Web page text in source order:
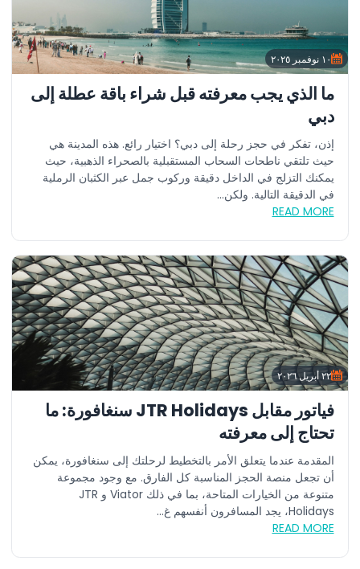
١٠ نوفمبر ٢٠٢٥
ما الذي يجب معرفته قبل شراء باقة عطلة إلى
دبي
إذن، تفكر في حجز رحلة إلى دبي؟ اختيار رائع. هذه المدينة هي
حيث تلتقي ناطحات السحاب المستقبلية بالصحراء الذهبية، حيث
يمكنك التزلج في الداخل دقيقة وركوب جمل عبر الكثبان الرملية
في الدقيقة التالية. ولكن...
READ MORE
٢٢ أبريل ٢٠٢٦
فياتور مقابل JTR Holidays سنغافورة: ما
تحتاج إلى معرفته
المقدمة عندما يتعلق الأمر بالتخطيط لرحلتك إلى سنغافورة، يمكن
أن تجعل منصة الحجز المناسبة كل الفارق. مع وجود مجموعة
متنوعة من الخيارات المتاحة، بما في ذلك Viator و JTR
Holidays، يجد المسافرون أنفسهم غ...
READ MORE